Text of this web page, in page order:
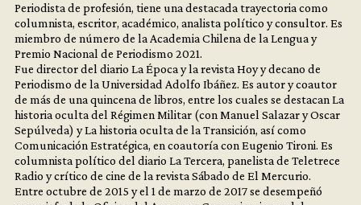
Periodista de profesión, tiene una destacada trayectoria como
columnista, escritor, académico, analista político y consultor. Es
miembro de número de la Academia Chilena de la Lengua y
Premio Nacional de Periodismo 2021.
Fue director del diario La Época y la revista Hoy y decano de
Periodismo de la Universidad Adolfo Ibáñez. Es autor y coautor
de más de una quincena de libros, entre los cuales se destacan La
historia oculta del Régimen Militar (con Manuel Salazar y Oscar
Sepúlveda) y La historia oculta de la Transición, así como
Comunicación Estratégica, en coautoría con Eugenio Tironi. Es
columnista político del diario La Tercera, panelista de Teletrece
Radio y crítico de cine de la revista Sábado de El Mercurio.
Entre octubre de 2015 y el 1 de marzo de 2017 se desempeñó